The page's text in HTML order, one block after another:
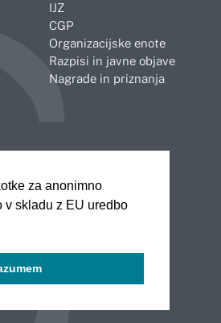
za anonimno
v skladu z EU uredbo
IJZ
CGP
Organizacijske enote
Razpisi in javne objave
Nagrade in priznanja
Novo mesto
Slovenj Gradec